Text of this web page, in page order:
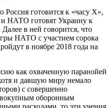
Россия готовится к «часу Х»,
НАТО готовят Украину к
в ней говорится, что
НАТО с участием сорока
в ноябре 2018 года на
как охваченную паранойей
и давшую миру немало
с совершенно
оборонным
расходами, то эти учения